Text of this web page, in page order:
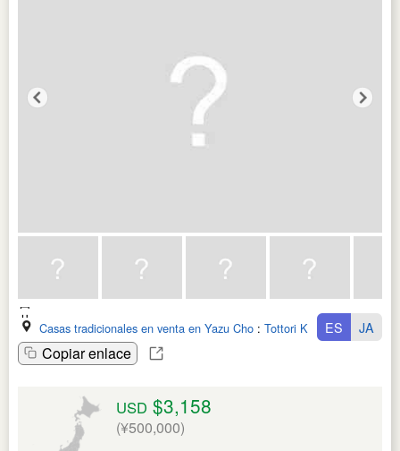
Casas tradicionales en venta en Yazu Cho : Tottori Ken
Copiar enlace
ES JA
USD $3,158
(¥500,000)